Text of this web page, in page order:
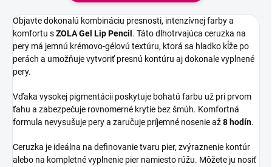
Objavte dokonalú kombináciu presnosti, intenzívnej farby a
komfortu sZOLA Gel Lip Pencil . Táto dlhotrvajúca ceruzka na
pery má jemnú krémovo-gélovú textúru, ktorá sa hladko kĺže po
perách a umožňuje vytvoriť presnú kontúru aj dokonale vyplnené
pery.
Vďaka vysokej pigmentácii poskytuje bohatú farbu už pri prvom
ťahu a zabezpečuje rovnomerné krytie bez šmúh. Komfortná
formula nevysušuje pery a zaručuje príjemné nosenie až8 hodín.
Ceruzka je ideálna na definovanie tvaru pier, zvýraznenie kontúr
alebo na kompletné vyplnenie pier namiesto rúžu. Môžete ju nosiť